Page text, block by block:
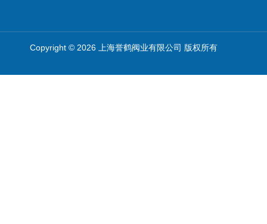
Copyright © 2026 上海誉鹤阀业有限公司 版权所有